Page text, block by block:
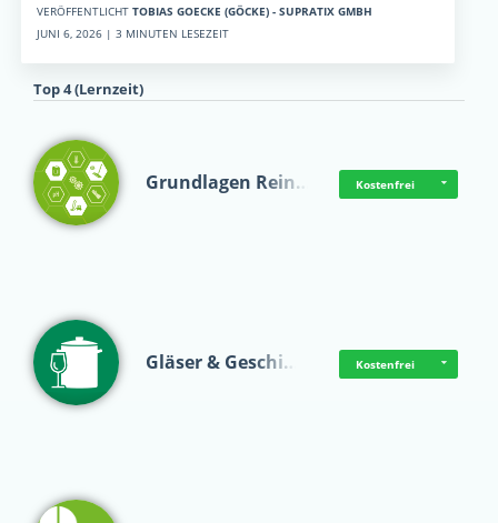
VERÖFFENTLICHT TOBIAS GOECKE (GÖCKE) - SUPRATIX GMBH
JUNI 6, 2026 | 3 MINUTEN LESEZEIT
Top 4 (Lernzeit)
Grundlagen Rein… Kostenfrei
Gläser & Geschi… Kostenfrei